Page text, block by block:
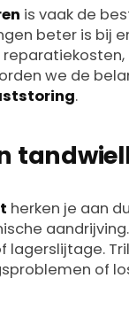
is vaak de
beter is bij
we de
.
herken je aan
lagerslijtage.
of